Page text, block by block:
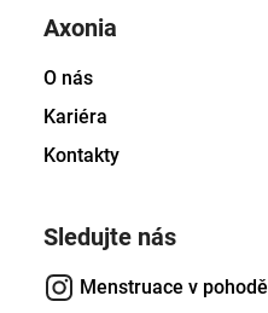
Axonia
O nás
Kariéra
Kontakty
Sledujte nás
Menstruace v pohodě